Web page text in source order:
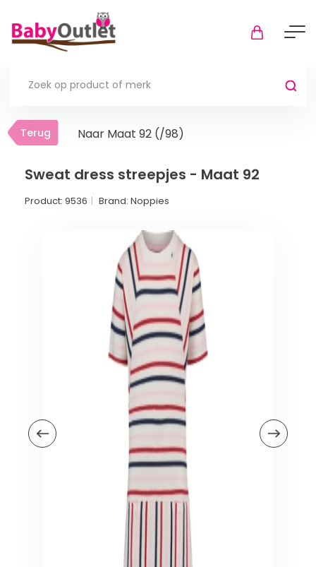
Terug
Thuis
In de box
Boxmatrassen en hoeslakens
Veiligheid in en om huis
Veiligheid buiten de deur
Meer
Terug Naar Maat 92 (/98)
Sweat dress streepjes - Maat 92
Product: 9536 Brand: Noppies